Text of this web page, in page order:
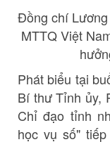
Đồng chí
MTTQ Việt
Phát biểu tại
Bí thư Tỉnh ủy,
Chỉ đạo tỉnh
học vụ số"